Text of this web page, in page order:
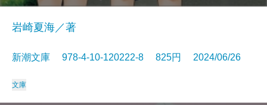
岩崎夏海／著
新潮文庫 978-4-10-120222-8 825円 2024/06/26
文庫